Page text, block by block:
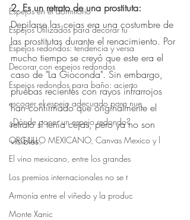
Espejos en el dormitorio
Espejos Utilizados para decorar tu
Espejos redondos: tendencia y versa
Decorar con espejos redondos
Espejos redondos para baño: acierto
escoger el espejo adecuado para nue
¿Dónde poner un espejo redondo?
ORGULLO MEXICANO, Canvas Mexico y l
El vino mexicano, entre los grandes
Los premios internacionales no se t
Armonía entre el viñedo y la produc
Monte Xanic
2. Es un retrato de una prostituta: ⠀
Depilarse las cejas era una costumbre de
las prostitutas durante el renacimiento. Por
mucho tiempo se creyó que este era el
caso de "La Gioconda". Sin embargo,
pruebas recientes con rayos infrarrojos
han confirmado que originalmente el
retrato sí tenía cejas, pero ya no son
visibles. ⠀
⠀